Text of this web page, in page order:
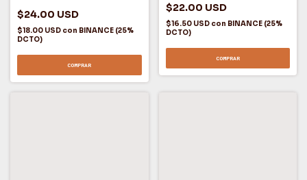
$24.00 USD
$18.00 USD con BINANCE (25%
DCTO)
COMPRAR
$22.00 USD
$16.50 USD con BINANCE (25%
DCTO)
COMPRAR